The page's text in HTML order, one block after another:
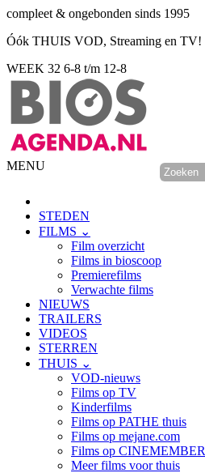
compleet & ongebonden sinds 1995
Óók THUIS VOD, Streaming en TV!
WEEK 32 6-8 t/m 12-8
MENU
STEDEN
FILMS ⌄
Film overzicht
Films in bioscoop
Premierefilms
Verwachte films
NIEUWS
TRAILERS
VIDEOS
STERREN
THUIS ⌄
VOD-nieuws
Films op TV
Kinderfilms
Films op PATHE thuis
Films op mejane.com
Films op CINEMEMBER
Meer films voor thuis